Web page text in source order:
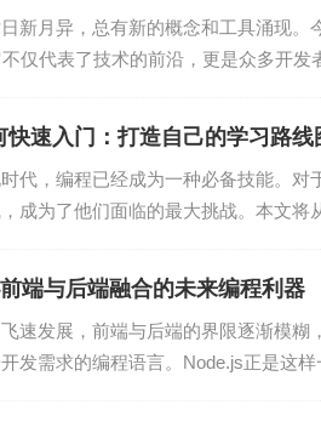
Webhook服务，确保数据传输的可
Webhook服务，满足你的需求。
高的Webhook服务。
。
新月异，总有新的概念和工具涌现。
仅代表了技术的前沿，更是众多开发
快速入门：打造自己的学习路线
代，编程已经成为一种必备技能。
成为了他们面临的最大挑战。本文将
端与后端融合的未来编程利器
速发展，前端与后端的界限逐渐模糊
发需求的编程语言。Node.js正是这